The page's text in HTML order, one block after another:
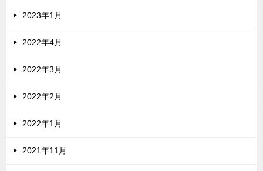
2023年1月
2022年4月
2022年3月
2022年2月
2022年1月
2021年11月